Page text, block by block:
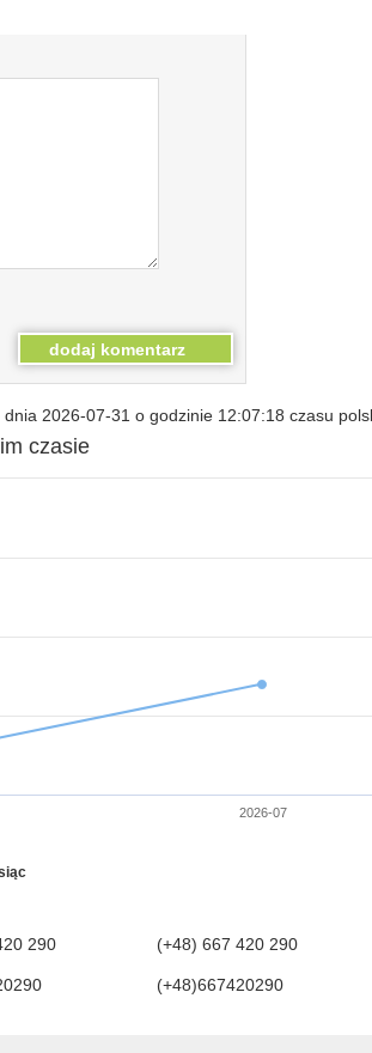
2026-07-31 o godzinie 12:07:18 czasu
czasie
2026-07
290 (+48) 667 420 290
(+48)667420290